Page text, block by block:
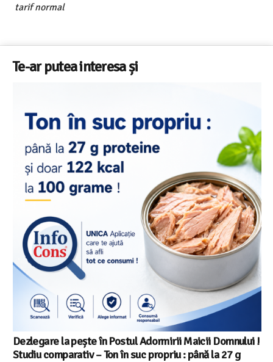
tarif normal
Te-ar putea interesa și
Salariul minim in Europa in 2026 – Romania pe locul 20
din 22 in UE